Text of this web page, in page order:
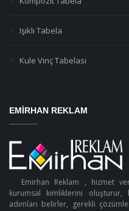
Işıklı Tabela
Kule Vinç Tabelası
EMIRHAN REKLAM
Emirhan Reklam , hizmet
kurumsal kimliklerini oluşturur,
adımları belirler, gerekli